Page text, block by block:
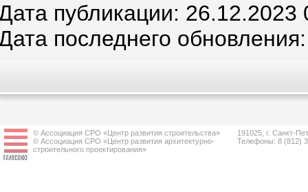
публикации: 26.12.2023
последнего
© Ассоциация СРО «Центр развития строительства»
© Ассоциация СРО «Центр развития архитектурно-
строительного проектирования»
191025, г. Санкт-
Телефоны: 8 (812)